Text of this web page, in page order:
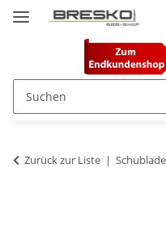
Zurück zur Liste